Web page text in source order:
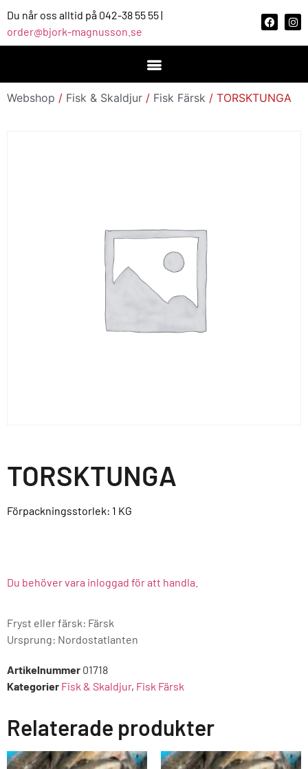
Du når oss alltid på 042-38 55 55 |
order@bjork-magnusson.se
Webshop / Fisk & Skaldjur / Fisk Färsk / TORSKTUNGA
TORSKTUNGA
Förpackningsstorlek: 1 KG
Du behöver vara inloggad för att handla.
Fryst eller färsk: Färsk
Ursprung: Nordostatlanten
Artikelnummer 01718
Kategorier Fisk & Skaldjur, Fisk Färsk
Relaterade produkter